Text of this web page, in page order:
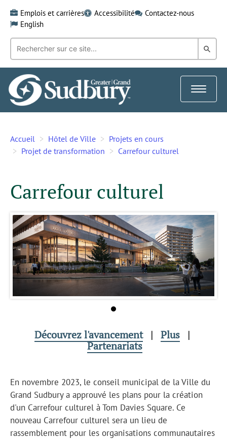
content
Emplois et carrières Accessibilité
Contactez-nous
English
Recherche
mot-
clé:
dans
Toggle
Accueil Hôtel de Ville
Projets en cours
Projet de transformation
Carrefour culturel
Carrefour culturel
Découvrez l'avancement | Plus |
Partenariats
En novembre 2023, le conseil municipal de la Ville du
Grand Sudbury a approuvé les plans pour la création
d'un Carrefour culturel à Tom Davies Square. Ce
nouveau Carrefour culturel sera un lieu de
rassemblement pour les organisations communautaires